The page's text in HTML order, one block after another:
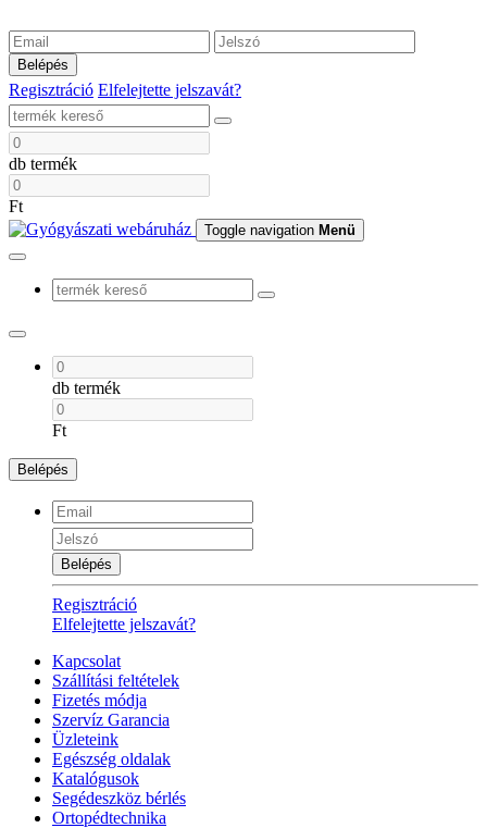
Belépés
Regisztráció Elfelejtette jelszavát?
db termék
Ft
Toggle navigation Menü
db termék
Ft
Belépés
Belépés
Regisztráció
Elfelejtette jelszavát?
Kapcsolat
Szállítási feltételek
Fizetés módja
Szervíz Garancia
Üzleteink
Egészség oldalak
Katalógusok
Segédeszköz bérlés
Ortopédtechnika